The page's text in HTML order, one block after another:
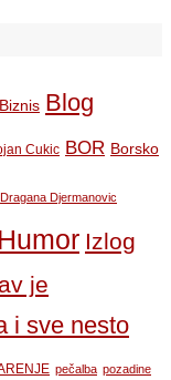
Biznis Blog
Cukic BOR Borsko
Dragana Djermanovic
Humor Izlog
je
i sve nesto
pečalba pozadine